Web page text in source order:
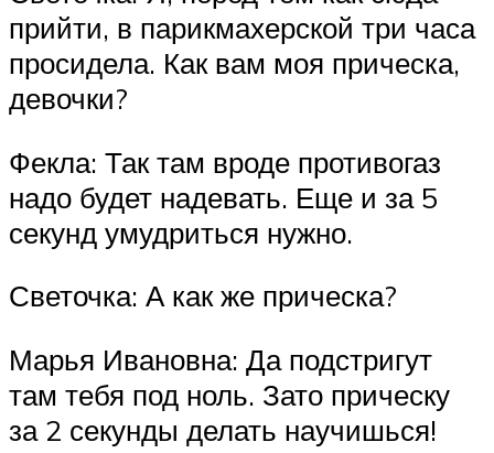
прийти, в парикмахерской три часа
просидела. Как вам моя прическа,
девочки?
Фекла: Так там вроде противогаз
надо будет надевать. Еще и за 5
секунд умудриться нужно.
Светочка: А как же прическа?
Марья Ивановна: Да подстригут
там тебя под ноль. Зато прическу
за 2 секунды делать научишься!